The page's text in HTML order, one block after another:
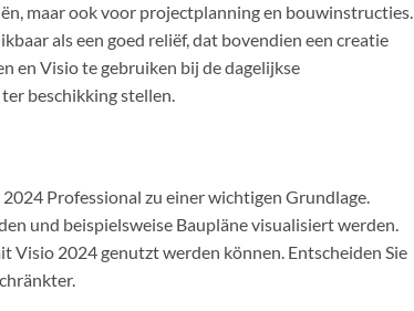
maar ook voor projectplanning en bouwinstructies.
als een goed reliëf, dat bovendien een creatie
en Visio te gebruiken bij de dagelijkse
beschikking stellen.
Professional zu einer wichtigen Grundlage.
und beispielsweise Baupläne visualisiert werden.
Visio 2024 genutzt werden können. Entscheiden Sie